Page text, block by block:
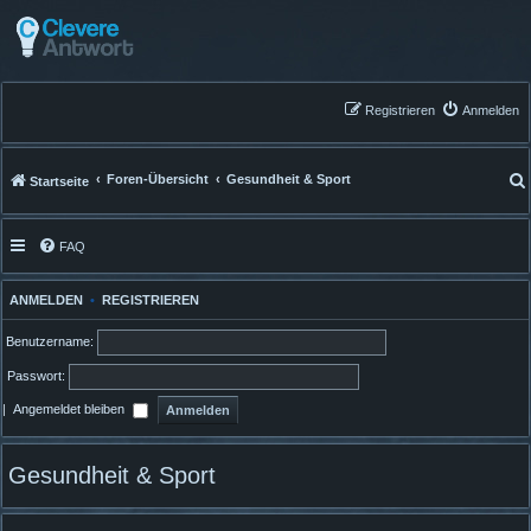
Anmelden
Registrieren
Startseite Foren-Übersicht Gesundheit & Sport
FAQ
ANMELDEN • REGISTRIEREN
Benutzername:
Passwort:
| Angemeldet bleiben
Gesundheit & Sport